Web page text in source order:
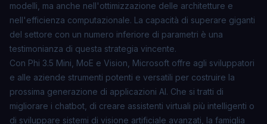
modelli, ma anche nell'ottimizzazione delle architetture e
nell'efficienza computazionale. La capacità di superare giganti
del settore con un numero inferiore di parametri è una
testimonianza di questa strategia vincente.
Con Phi 3.5 Mini, MoE e Vision, Microsoft offre agli sviluppatori
e alle aziende strumenti potenti e versatili per costruire la
prossima generazione di applicazioni AI. Che si tratti di
migliorare i chatbot, di creare assistenti virtuali più intelligenti o
di sviluppare sistemi di visione artificiale avanzati, la famiglia